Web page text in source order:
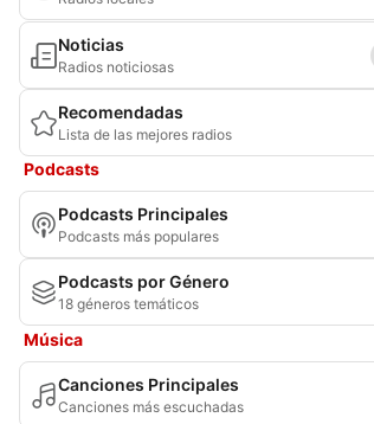
Noticias
Radios noticiosas
Recomendadas
Lista de las mejores radios
Podcasts
Podcasts Principales
Podcasts más populares
Podcasts por Género
18 géneros temáticos
Música
Canciones Principales
Canciones más escuchadas